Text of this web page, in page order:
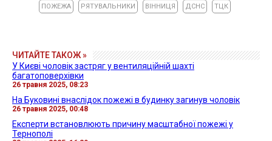
ПОЖЕЖА РЯТУВАЛЬНИКИ ВІННИЦЯ ДСНС ТЦК
ЧИТАЙТЕ ТАКОЖ »
У Києві чоловік застряг у вентиляційній шахті
багатоповерхівки
26 травня 2025, 08:23
На Буковині внаслідок пожежі в будинку загинув чоловік
26 травня 2025, 00:48
Експерти встановлюють причину масштабної пожежі у
Тернополі